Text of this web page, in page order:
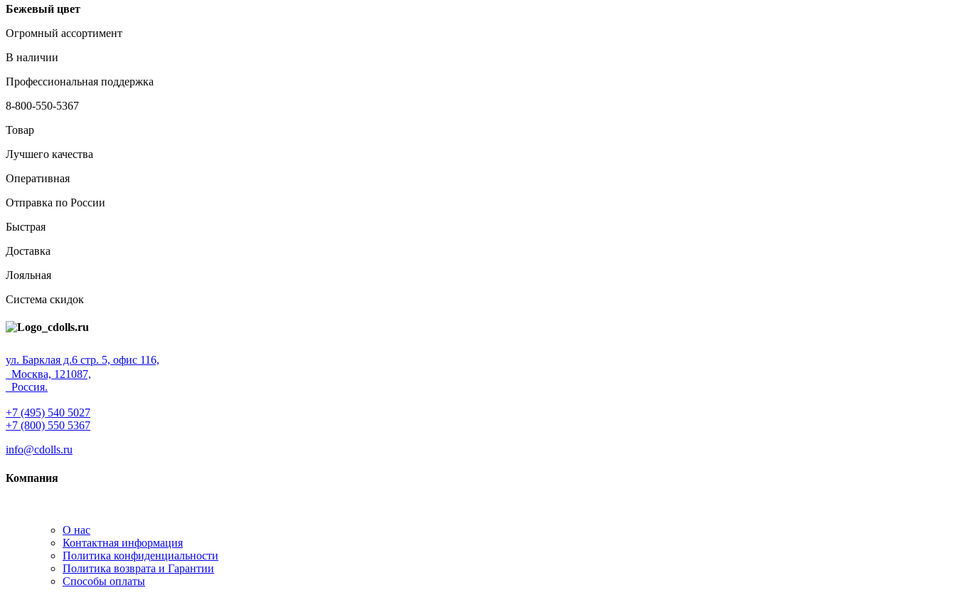
Бежевый цвет
Огромный ассортимент
В наличии
Профессиональная поддержка
8-800-550-5367
Товар
Лучшего качества
Оперативная
Отправка по России
Быстрая
Доставка
Лояльная
Система скидок
ул. Барклая д.6 стр. 5, офис 116,
Москва, 121087,
Россия.
+7 (495) 540 5027
+7 (800) 550 5367
info@cdolls.ru
Компания
О нас
Контактная информация
Политика конфиденциальности
Политика возврата и Гарантии
Способы оплаты